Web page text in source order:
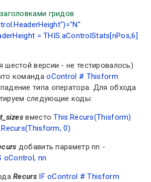
гридов
= THIS.aControlStats[nPos,6]
шестой версии - не тестировалось)
командаoControl # Thisform
типа оператора. Для обхода
следующие коды:
вместоThis.Recurs(Thisform)
0)
добавить параметр nn -
oControl, nn
Recurs IF oControl # Thisform